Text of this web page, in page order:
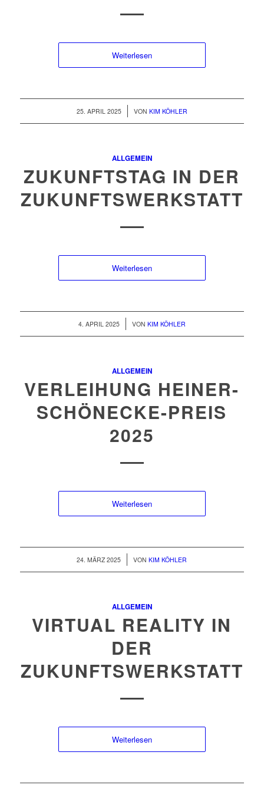
Weiterlesen
25. APRIL 2025
/ VON KIM KÖHLER
ALLGEMEIN
ZUKUNFTSTAG IN DER
ZUKUNFTSWERKSTATT
Weiterlesen
4. APRIL 2025
/ VON KIM KÖHLER
ALLGEMEIN
VERLEIHUNG HEINER-
SCHÖNECKE-PREIS
2025
Weiterlesen
24. MÄRZ 2025
/ VONKIM KÖHLER
ALLGEMEIN
VIRTUAL REALITY IN
DER
ZUKUNFTSWERKSTATT
Weiterlesen